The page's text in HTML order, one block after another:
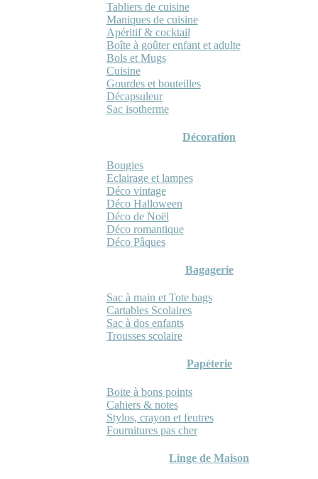
Tabliers de cuisine
Maniques de cuisine
Apéritif & cocktail
Boîte à goûter enfant et adulte
Bols et Mugs
Cuisine
Gourdes et bouteilles
Décapsuleur
Sac isotherme
Décoration
Bougies
Eclairage et lampes
Déco vintage
Déco Halloween
Déco de Noël
Déco romantique
Déco Pâques
Bagagerie
Sac à main et Tote bags
Cartables Scolaires
Sac à dos enfants
Trousses scolaire
Papèterie
Boite à bons points
Cahiers & notes
Stylos, crayon et feutres
Fournitures pas cher
Linge de Maison